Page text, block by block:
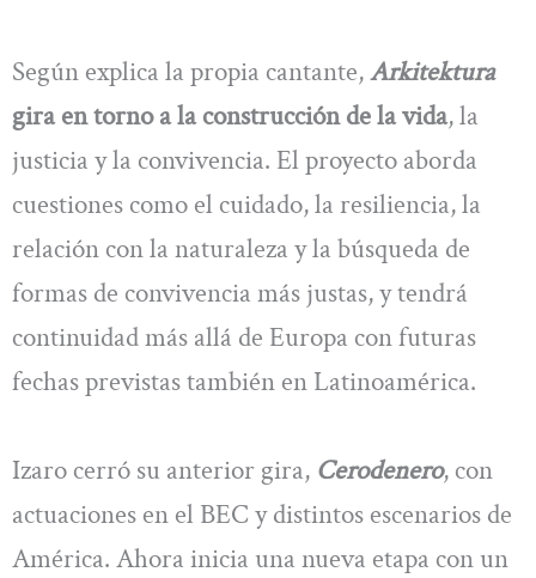
Según explica la propia cantante,Arkitektura
gira en torno a la construcción de la vida, la
justicia y la convivencia. El proyecto aborda
cuestiones como el cuidado, la resiliencia, la
relación con la naturaleza y la búsqueda de
formas de convivencia más justas, y tendrá
continuidad más allá de Europa con futuras
fechas previstas también en Latinoamérica.
Izaro cerró su anterior gira, Cerodenero, con
actuaciones en el BEC y distintos escenarios de
América. Ahora inicia una nueva etapa con un